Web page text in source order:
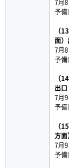
予
（13
面）
7月
予
（14
出口
7月
予
（15
方
7月
予